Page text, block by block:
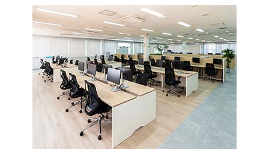
オフィスチェア
RESTIVA-01
小柄・低身長向けエルゴノミ
クスチェア
RESTIVA-02